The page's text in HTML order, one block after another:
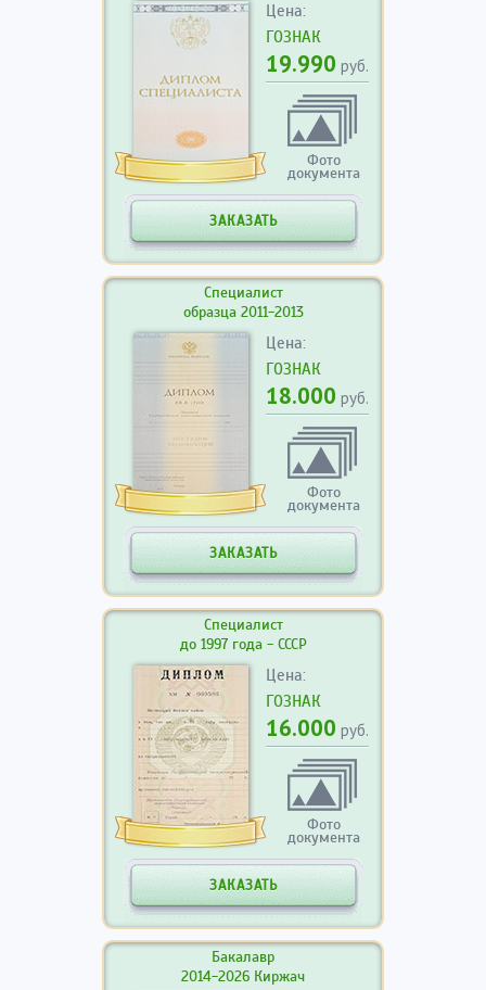
Цена:
ГОЗНАК
19.990 руб.
Фото
документа
ЗАКАЗАТЬ
Специалист
образца 2011-2013
Цена:
ГОЗНАК
18.000 руб.
Фото
документа
ЗАКАЗАТЬ
Специалист
до 1997 года - СССР
Цена:
ГОЗНАК
16.000 руб.
Фото
документа
ЗАКАЗАТЬ
Бакалавр
2014-2026 Киржач